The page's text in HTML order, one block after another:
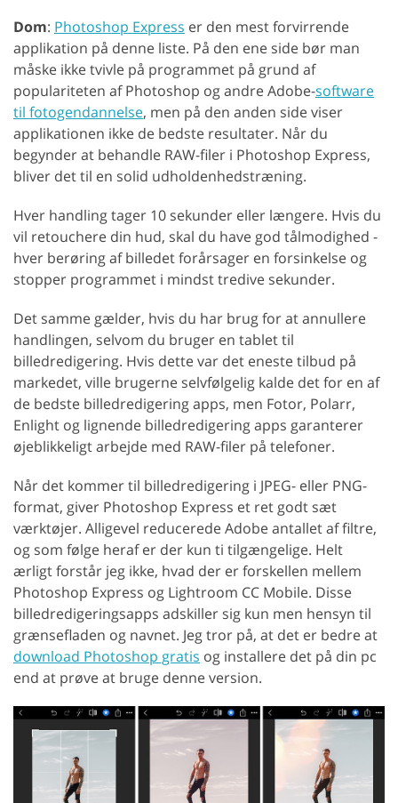
Dom: Photoshop Express er den mest forvirrende
applikation på denne liste. På den ene side bør man
måske ikke tvivle på programmet på grund af
populariteten af Photoshop og andre Adobe-software
til fotogendannelse, men på den anden side viser
applikationen ikke de bedste resultater. Når du
begynder at behandle RAW-filer i Photoshop Express,
bliver det til en solid udholdenhedstræning.
Hver handling tager 10 sekunder eller længere. Hvis du
vil retouchere din hud, skal du have god tålmodighed -
hver berøring af billedet forårsager en forsinkelse og
stopper programmet i mindst tredive sekunder.
Det samme gælder, hvis du har brug for at annullere
handlingen, selvom du bruger en tablet til
billedredigering. Hvis dette var det eneste tilbud på
markedet, ville brugerne selvfølgelig kalde det for en af
de bedste billedredigering apps, men Fotor, Polarr,
Enlight og lignende billedredigering apps garanterer
øjeblikkeligt arbejde med RAW-filer på telefoner.
Når det kommer til billedredigering i JPEG- eller PNG-
format, giver Photoshop Express et ret godt sæt
værktøjer. Alligevel reducerede Adobe antallet af filtre,
og som følge heraf er der kun ti tilgængelige. Helt
ærligt forstår jeg ikke, hvad der er forskellen mellem
Photoshop Express og Lightroom CC Mobile. Disse
billedredigeringsapps adskiller sig kun men hensyn til
grænsefladen og navnet. Jeg tror på, at det er bedre at
download Photoshop gratis og installere det på din pc
end at prøve at bruge denne version.